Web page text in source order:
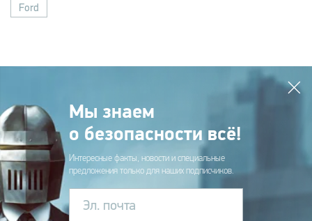
Ford
Мы знаем
о безопасности всё!
Интересные факты, новости и специальные
предложения только для наших подписчиков.
Эл. почта